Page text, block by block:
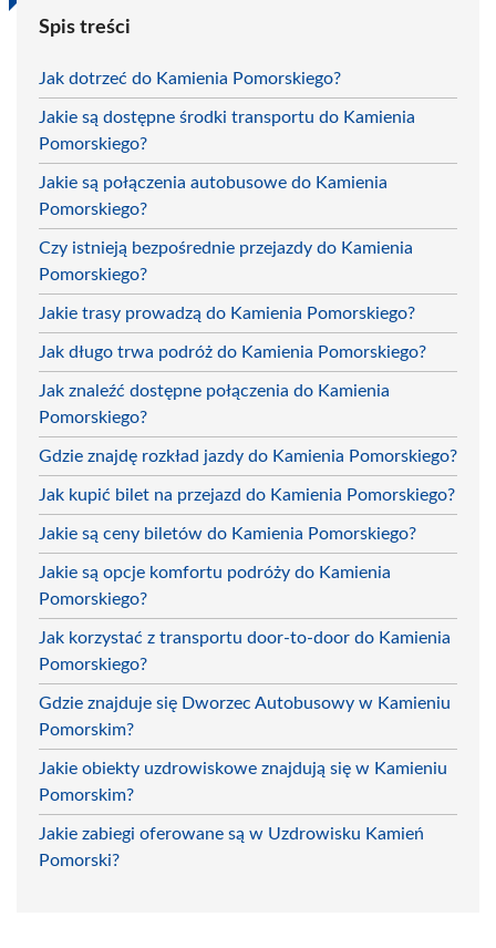
Spis treści
Jak dotrzeć do Kamienia Pomorskiego?
Jakie są dostępne środki transportu do Kamienia
Pomorskiego?
Jakie są połączenia autobusowe do Kamienia
Pomorskiego?
Czy istnieją bezpośrednie przejazdy do Kamienia
Pomorskiego?
Jakie trasy prowadzą do Kamienia Pomorskiego?
Jak długo trwa podróż do Kamienia Pomorskiego?
Jak znaleźć dostępne połączenia do Kamienia
Pomorskiego?
Gdzie znajdę rozkład jazdy do Kamienia Pomorskiego?
Jak kupić bilet na przejazd do Kamienia Pomorskiego?
Jakie są ceny biletów do Kamienia Pomorskiego?
Jakie są opcje komfortu podróży do Kamienia
Pomorskiego?
Jak korzystać z transportu door-to-door do Kamienia
Pomorskiego?
Gdzie znajduje się Dworzec Autobusowy w Kamieniu
Pomorskim?
Jakie obiekty uzdrowiskowe znajdują się w Kamieniu
Pomorskim?
Jakie zabiegi oferowane są w Uzdrowisku Kamień
Pomorski?